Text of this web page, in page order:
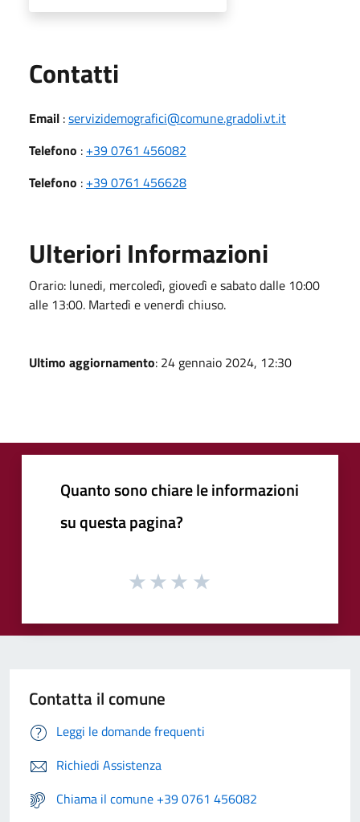
Contatti
Email :servizidemografici@comune.gradoli.vt.it
Telefono : +39 0761 456082
Telefono : +39 0761 456628
Ulteriori Informazioni
Orario: lunedi, mercoledì, giovedì e sabato dalle 10:00
alle 13:00. Martedì e venerdì chiuso.
Ultimo aggiornamento: 24 gennaio 2024, 12:30
Quanto sono chiare le informazioni
su questa pagina?
Contatta il comune
Leggi le domande frequenti
Richiedi Assistenza
Chiama il comune +39 0761 456082